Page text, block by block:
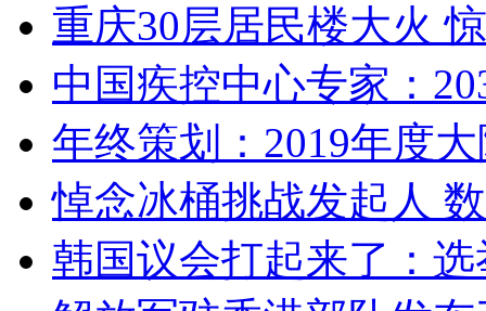
重庆30层居民楼大火
中国疾控中心专家：
年终策划：2019年度
悼念冰桶挑战发起人
韩国议会打起来了：